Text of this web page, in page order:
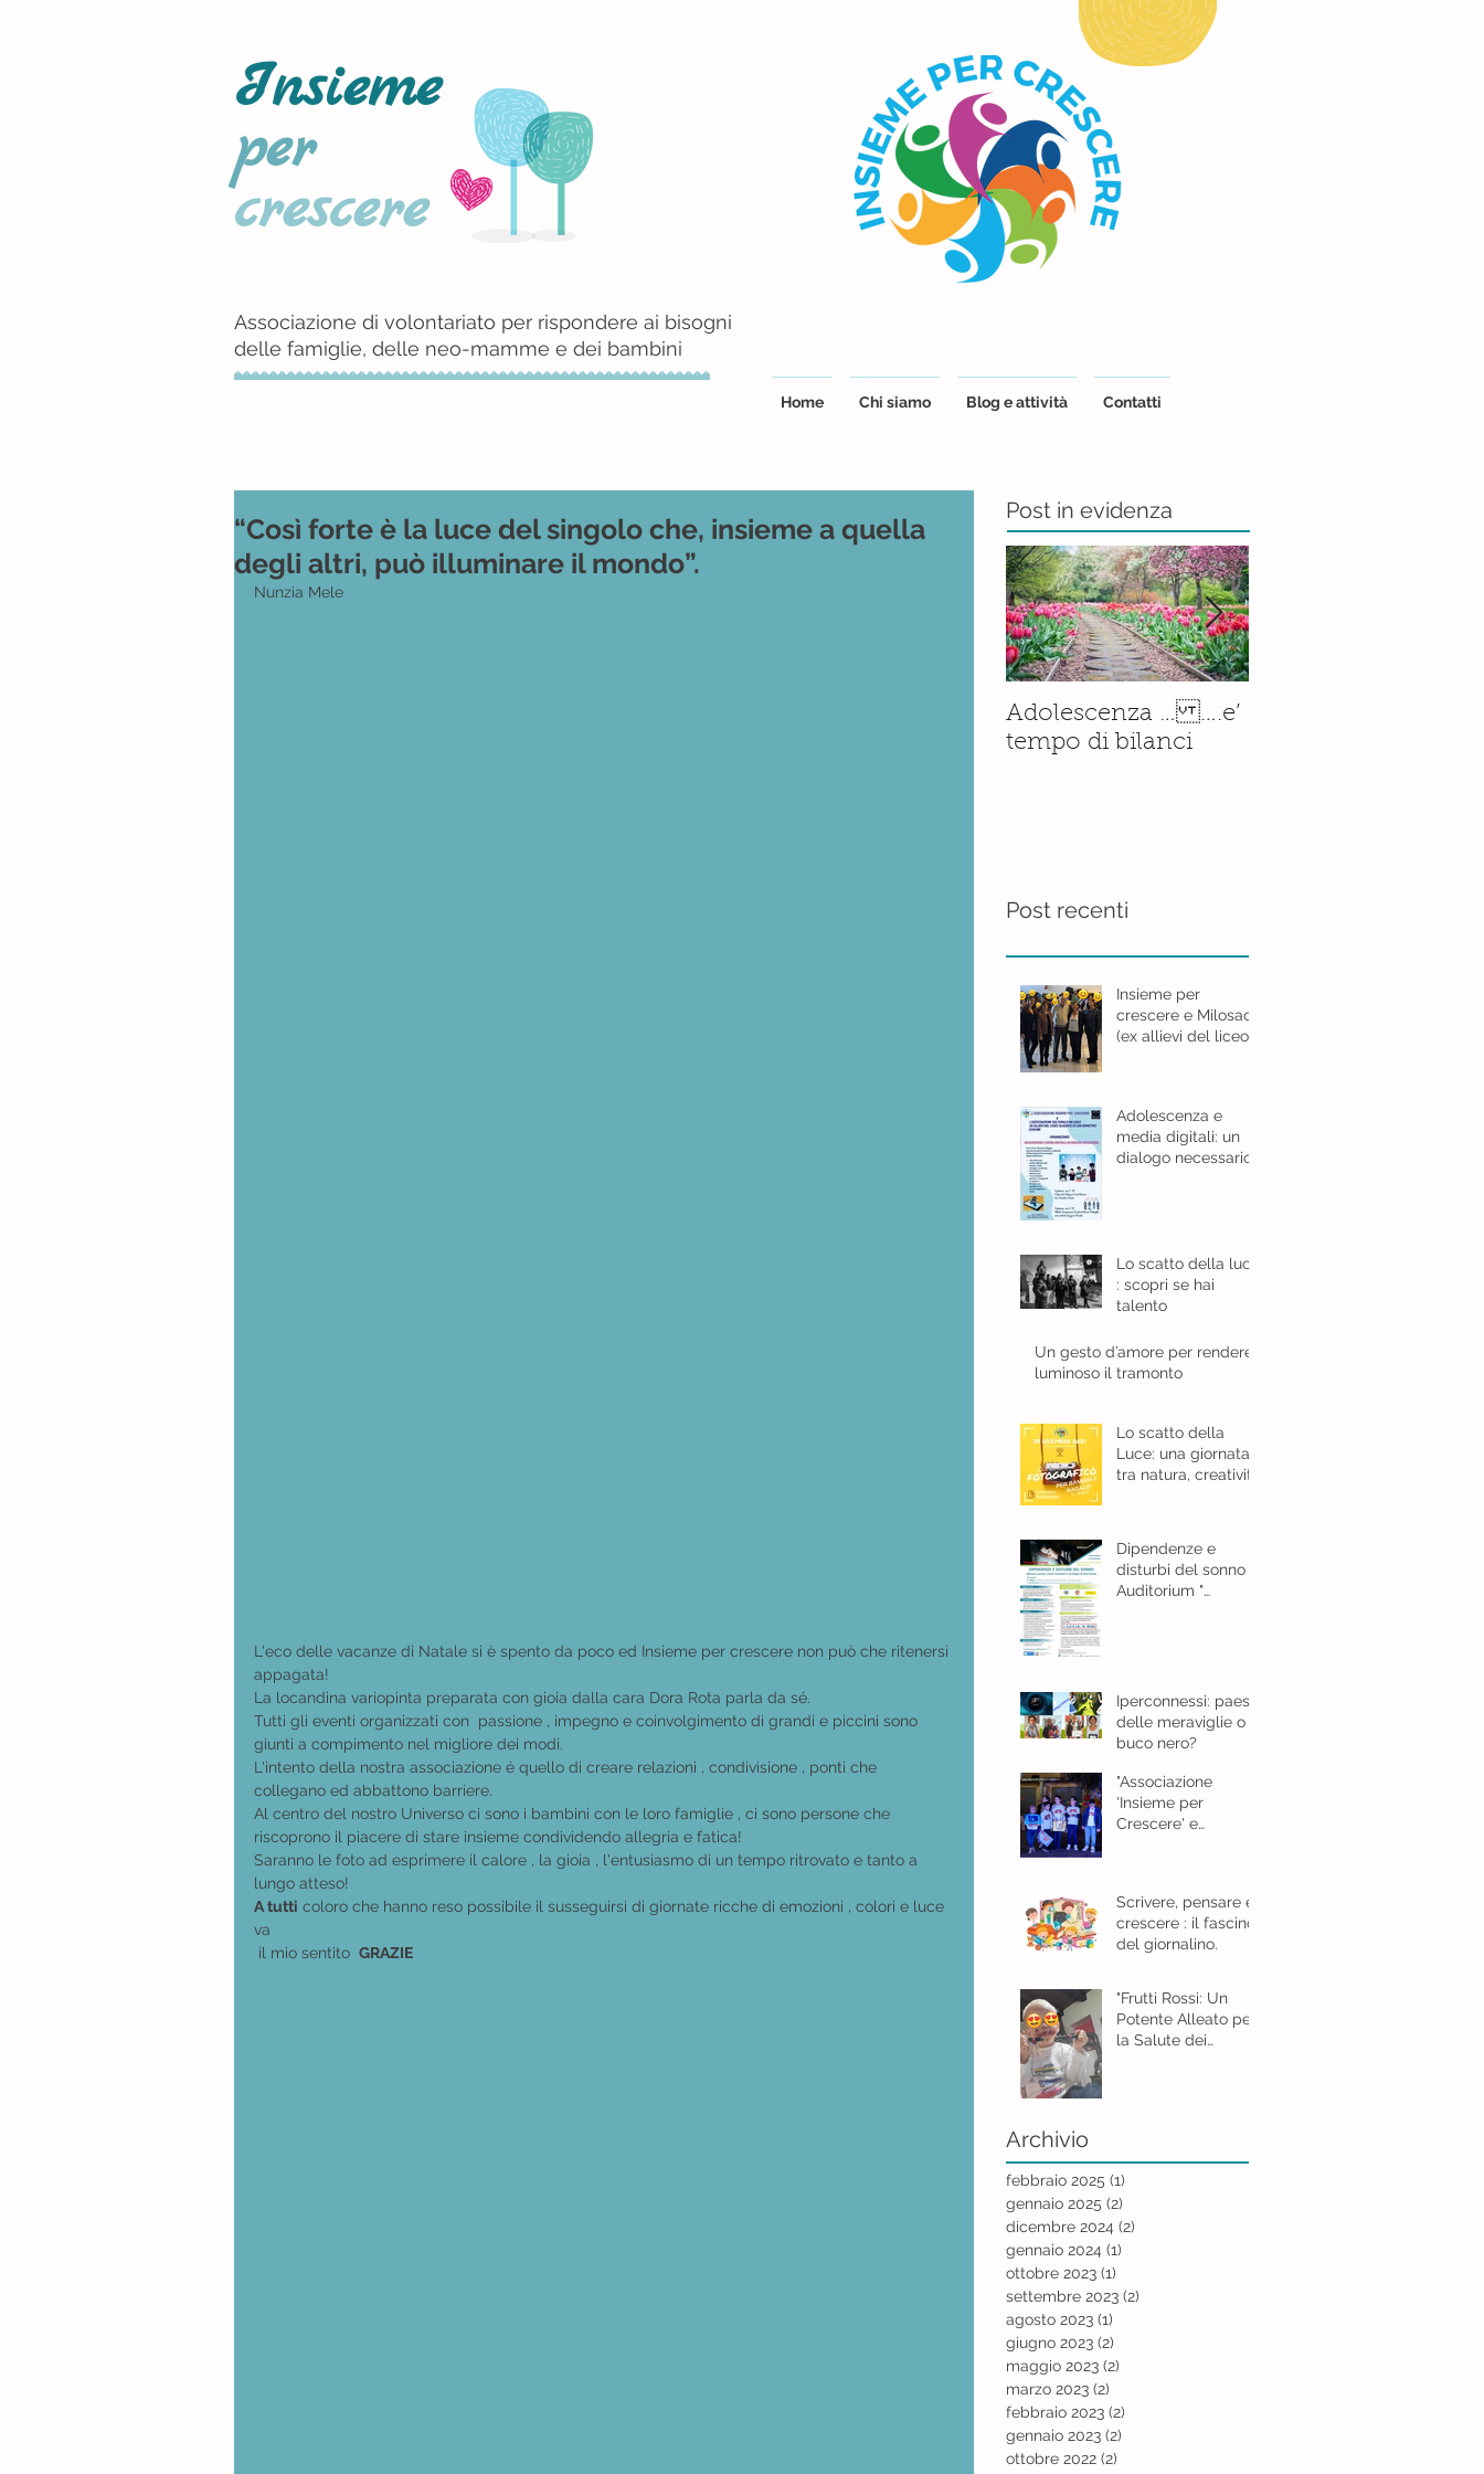
Insieme
per
crescere
Associazione di volontariato per rispondere ai bisogni
delle famiglie, delle neo-mamme e dei bambini
Home Chi siamo Blog e attività Contatti
“Così forte è la luce del singolo che, insieme a quella
degli altri, può illuminare il mondo”.
Nunzia Mele
L'eco delle vacanze di Natale si è spento da poco ed Insieme per crescere non può che ritenersi
appagata!
La locandina variopinta preparata con gioia dalla cara Dora Rota parla da sé.
Tutti gli eventi organizzati con  passione , impegno e coinvolgimento di grandi e piccini sono
giunti a compimento nel migliore dei modi.
L'intento della nostra associazione é quello di creare relazioni , condivisione , ponti che
collegano ed abbattono barriere.
Al centro del nostro Universo ci sono i bambini con le loro famiglie , ci sono persone che
riscoprono il piacere di stare insieme condividendo allegria e fatica!
Saranno le foto ad esprimere il calore , la gioia , l'entusiasmo di un tempo ritrovato e tanto a
lungo atteso!
A tutti coloro che hanno reso possibile il susseguirsi di giornate ricche di emozioni , colori e luce
va
il mio sentito GRAZIE
Post in evidenza
Adolescenza … ….e’
tempo di bilanci
Post recenti
Insieme per
crescere e Milosao
(ex allievi del liceo
Adolescenza e
media digitali: un
dialogo necessario
Lo scatto della luce
: scopri se hai
talento
Un gesto d’amore per rendere
luminoso il tramonto
Lo scatto della
Luce: una giornata
tra natura, creatività
Dipendenze e
disturbi del sonno
Auditorium "
Iperconnessi: paese
delle meraviglie o
buco nero?
"Associazione
'Insieme per
Crescere' e
Scrivere, pensare e
crescere : il fascino
del giornalino.
"Frutti Rossi: Un
Potente Alleato per
la Salute dei
Archivio
febbraio 2025 (1)
gennaio 2025 (2)
dicembre 2024 (2)
gennaio 2024 (1)
ottobre 2023 (1)
settembre 2023 (2)
agosto 2023 (1)
giugno 2023 (2)
maggio 2023 (2)
marzo 2023 (2)
febbraio 2023 (2)
gennaio 2023 (2)
ottobre 2022 (2)